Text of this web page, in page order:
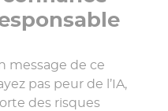
message de ce
pas peur de l’IA,
des risques